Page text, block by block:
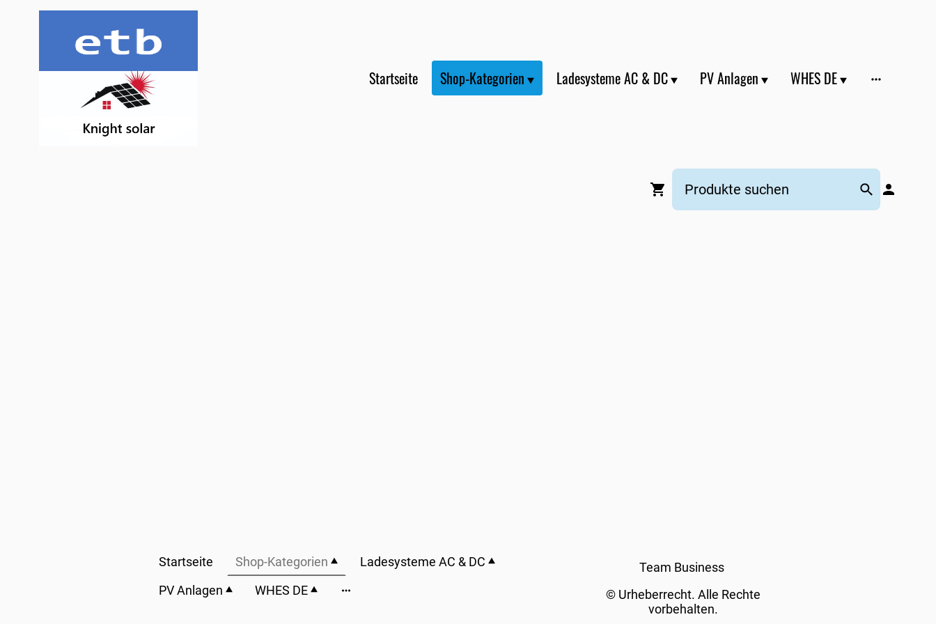
Startseite Shop-Kategorien Ladesysteme AC & DC PV Anlagen WHES DE
Startseite Shop-Kategorien
Ladesysteme AC & DC
PV Anlagen
WHES DE
Team Business
© Urheberrecht. Alle Rechte
vorbehalten.